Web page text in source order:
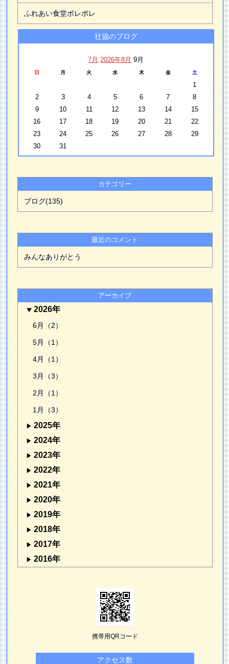
ふれあい食堂ポレポレ
社協のブログ
7月 2026年8月 9月
日 月 火 水 木 金 土
1
2
3 4 5 6 7
8
9
10 11 12 13 14
15
16
17 18 19 20 21
22
23
24 25 26 27 28
29
30
31
カテゴリー
ブログ(135)
最近のコメント
みんなありがとう
アーカイブ
2026年
6月（2）
5月（1）
4月（1）
3月（3）
2月（1）
1月（3）
2025年
2024年
2023年
2022年
2021年
2020年
2019年
2018年
2017年
2016年
携帯用QRコード
アクセス数